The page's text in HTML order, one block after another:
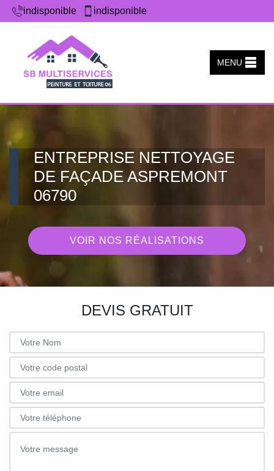
indisponible indisponible
MENU
ENTREPRISE NETTOYAGE
DE FAÇADE ASPREMONT
06790
VOIR NOS RÉALISATIONS
DEVIS GRATUIT